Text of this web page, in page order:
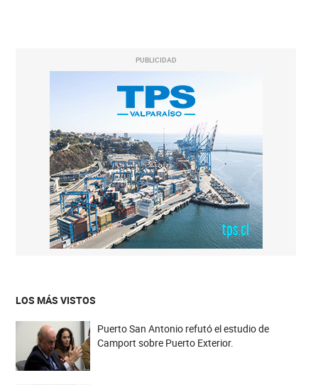
PUBLICIDAD
LOS MÁS VISTOS
Puerto San Antonio refutó el estudio de
Camport sobre Puerto Exterior.